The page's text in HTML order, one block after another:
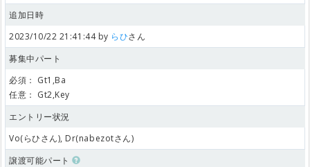
追加日時
2023/10/22 21:41:44 by らひさん
募集中パート
必須： Gt1,Ba
任意： Gt2,Key
エントリー状況
Vo(らひさん), Dr(nabezotさん)
譲渡可能パート